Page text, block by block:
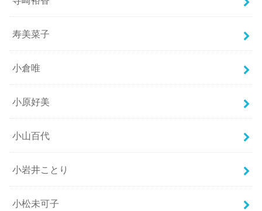
寿美菜子
小倉唯
小原好美
小山百代
小岩井ことり
小松未可子